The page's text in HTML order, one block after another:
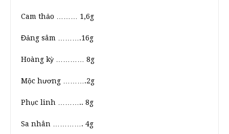
Cam thảo ……… 1,6g
Đảng sâm ……….16g
Hoàng kỳ ………… 8g
Mộc hương ……….2g
Phục linh ……….. 8g
Sa nhân …………. 4g